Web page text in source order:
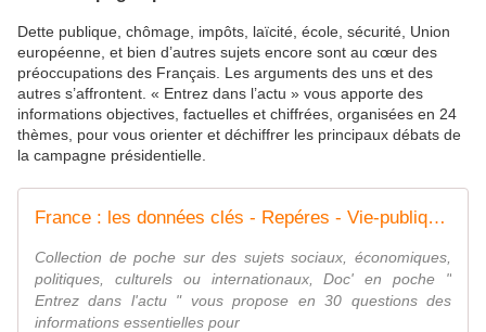
Dette publique, chômage, impôts, laïcité, école, sécurité, Union
européenne, et bien d’autres sujets encore sont au cœur des
préoccupations des Français. Les arguments des uns et des
autres s’affrontent. « Entrez dans l’actu » vous apporte des
informations objectives, factuelles et chiffrées, organisées en 24
thèmes, pour vous orienter et déchiffrer les principaux débats de
la campagne présidentielle.
France : les données clés - Repéres - Vie-publique.fr
Collection de poche sur des sujets sociaux, économiques,
politiques, culturels ou internationaux, Doc' en poche "
Entrez dans l'actu " vous propose en 30 questions des
informations essentielles pour